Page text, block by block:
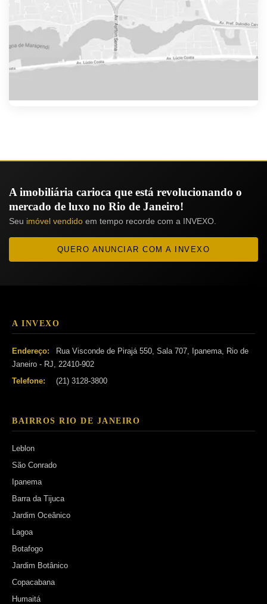
A imobiliária carioca que está revolucionando o
mercado de luxo no Rio de Janeiro!
Seu imóvel vendido em tempo recorde com a INVEXO.
QUERO ANUNCIAR COM A INVEXO
A INVEXO
Endereço:
Rua Visconde de Pirajá 550, Sala 707, Ipanema, Rio de
Janeiro - RJ, 22410-902
Telefone:
(21) 3128-3800
BAIRROS RIO DE JANEIRO
Leblon
São Conrado
Ipanema
Barra da Tijuca
Jardim Oceânico
Lagoa
Botafogo
Jardim Botânico
Copacabana
Humaitá